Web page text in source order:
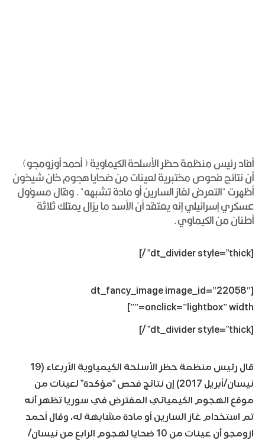
أفاد رئيس منظمة حظر الأسلحة الكيماوية ( أحمد أوزومجو)
أن نتائج فحوص مختبرية لعينات من ضحايا هجوم خان شيخون
أظهرت "التعرض لغاز السارين أو مادة تشبهه". وقال مسؤول
عسكري إسرائيلي إنه يعتقد أن الأسد ما يزال يمتلك ثلاثة
أطنان من الكيماوي.
[dt_divider style=”thick” /]
[dt_fancy_image image_id=”22058″
onclick=”lightbox” width=””]
[dt_divider style=”thick” /]
قال رئيس منظمة حظر الأسلحة الكيمياوية الأربعاء (19
نيسان/أبريل 2017) إن نتائج فحص “مؤكدة” لعينات من
موقع الهجوم الكيميائي المفترض في سوريا تظهر أنه
تم استخدام غاز السارين أو مادة مشابهة له. وقال أحمد
ازومجو أن عينات من 10 ضحايا لهجوم الرابع من نيسان/